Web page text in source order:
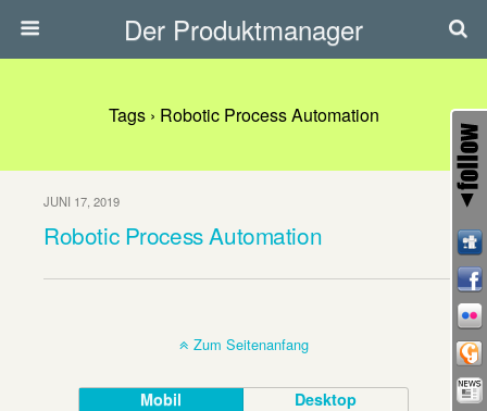
Der Produktmanager
Tags › Robotic Process Automation
JUNI 17, 2019
Robotic Process Automation
Zum Seitenanfang
Mobil Desktop